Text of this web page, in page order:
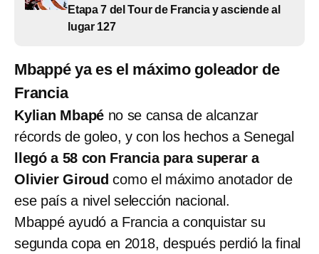
Etapa 7 del Tour de Francia y asciende al
lugar 127
Mbappé ya es el máximo goleador de
Francia
Kylian Mbapé no se cansa de alcanzar
récords de goleo, y con los hechos a Senegal
llegó a 58 con Francia para superar a
Olivier Giroud como el máximo anotador de
ese país a nivel selección nacional.
Mbappé ayudó a Francia a conquistar su
segunda copa en 2018, después perdió la final